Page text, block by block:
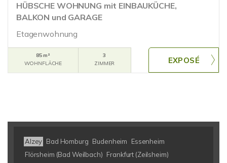
HÜBSCHE WOHNUNG mit EINBAUKÜCHE,
BALKON und GARAGE
Etagenwohnung
85 m²
WOHNFLÄCHE
3
ZIMMER
Alzey Bad Homburg Budenheim
Essenheim
Flörsheim (Bad Weilbach) Frankfurt (Zeilsheim)